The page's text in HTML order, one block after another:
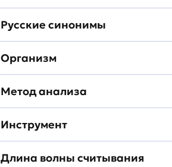
Русские синонимы
Организм
Метод анализа
Инструмент
Длина волны считывания